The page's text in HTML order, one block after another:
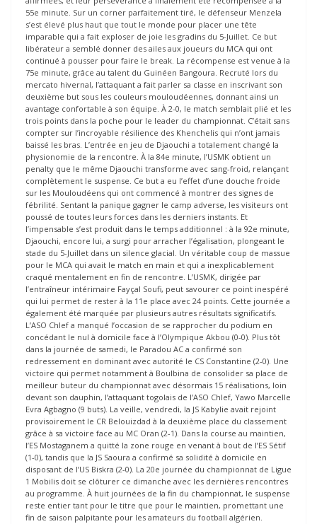
55e minute. Sur un corner parfaitement tiré, le défenseur Menzela
s’est élevé plus haut que tout le monde pour placer une tête
imparable qui a fait exploser de joie les gradins du 5-Juillet. Ce but
libérateur a semblé donner des ailes aux joueurs du MCA qui ont
continué à pousser pour faire le break. La récompense est venue à la
75e minute, grâce au talent du Guinéen Bangoura. Recruté lors du
mercato hivernal, l’attaquant a fait parler sa classe en inscrivant son
deuxième but sous les couleurs mouloudéennes, donnant ainsi un
avantage confortable à son équipe. À 2-0, le match semblait plié et les
trois points dans la poche pour le leader du championnat. C’était sans
compter sur l’incroyable résilience des Khenchelis qui n’ont jamais
baissé les bras. L’entrée en jeu de Djaouchi a totalement changé la
physionomie de la rencontre. À la 84e minute, l’USMK obtient un
penalty que le même Djaouchi transforme avec sang-froid, relançant
complètement le suspense. Ce but a eu l’effet d’une douche froide
sur les Mouloudéens qui ont commencé à montrer des signes de
fébrilité. Sentant la panique gagner le camp adverse, les visiteurs ont
poussé de toutes leurs forces dans les derniers instants. Et
l’impensable s’est produit dans le temps additionnel : à la 92e minute,
Djaouchi, encore lui, a surgi pour arracher l’égalisation, plongeant le
stade du 5-Juillet dans un silence glacial. Un véritable coup de massue
pour le MCA qui avait le match en main et qui a inexplicablement
craqué mentalement en fin de rencontre. L’USMK, dirigée par
l’entraîneur intérimaire Fayçal Soufi, peut savourer ce point inespéré
qui lui permet de rester à la 11e place avec 24 points. Cette journée a
également été marquée par plusieurs autres résultats significatifs.
L’ASO Chlef a manqué l’occasion de se rapprocher du podium en
concédant le nul à domicile face à l’Olympique Akbou (0-0). Plus tôt
dans la journée de samedi, le Paradou AC a confirmé son
redressement en dominant avec autorité le CS Constantine (2-0). Une
victoire qui permet notamment à Boulbina de consolider sa place de
meilleur buteur du championnat avec désormais 15 réalisations, loin
devant son dauphin, l’attaquant togolais de l’ASO Chlef, Yawo Marcelle
Evra Agbagno (9 buts). La veille, vendredi, la JS Kabylie avait rejoint
provisoirement le CR Belouizdad à la deuxième place du classement
grâce à sa victoire face au MC Oran (2-1). Dans la course au maintien,
l’ES Mostaganem a quitté la zone rouge en venant à bout de l’ES Sétif
(1-0), tandis que la JS Saoura a confirmé sa solidité à domicile en
disposant de l’US Biskra (2-0). La 20e journée du championnat de Ligue
1 Mobilis doit se clôturer ce dimanche avec les dernières rencontres
au programme. À huit journées de la fin du championnat, le suspense
reste entier tant pour le titre que pour le maintien, promettant une
fin de saison palpitante pour les amateurs du football algérien.